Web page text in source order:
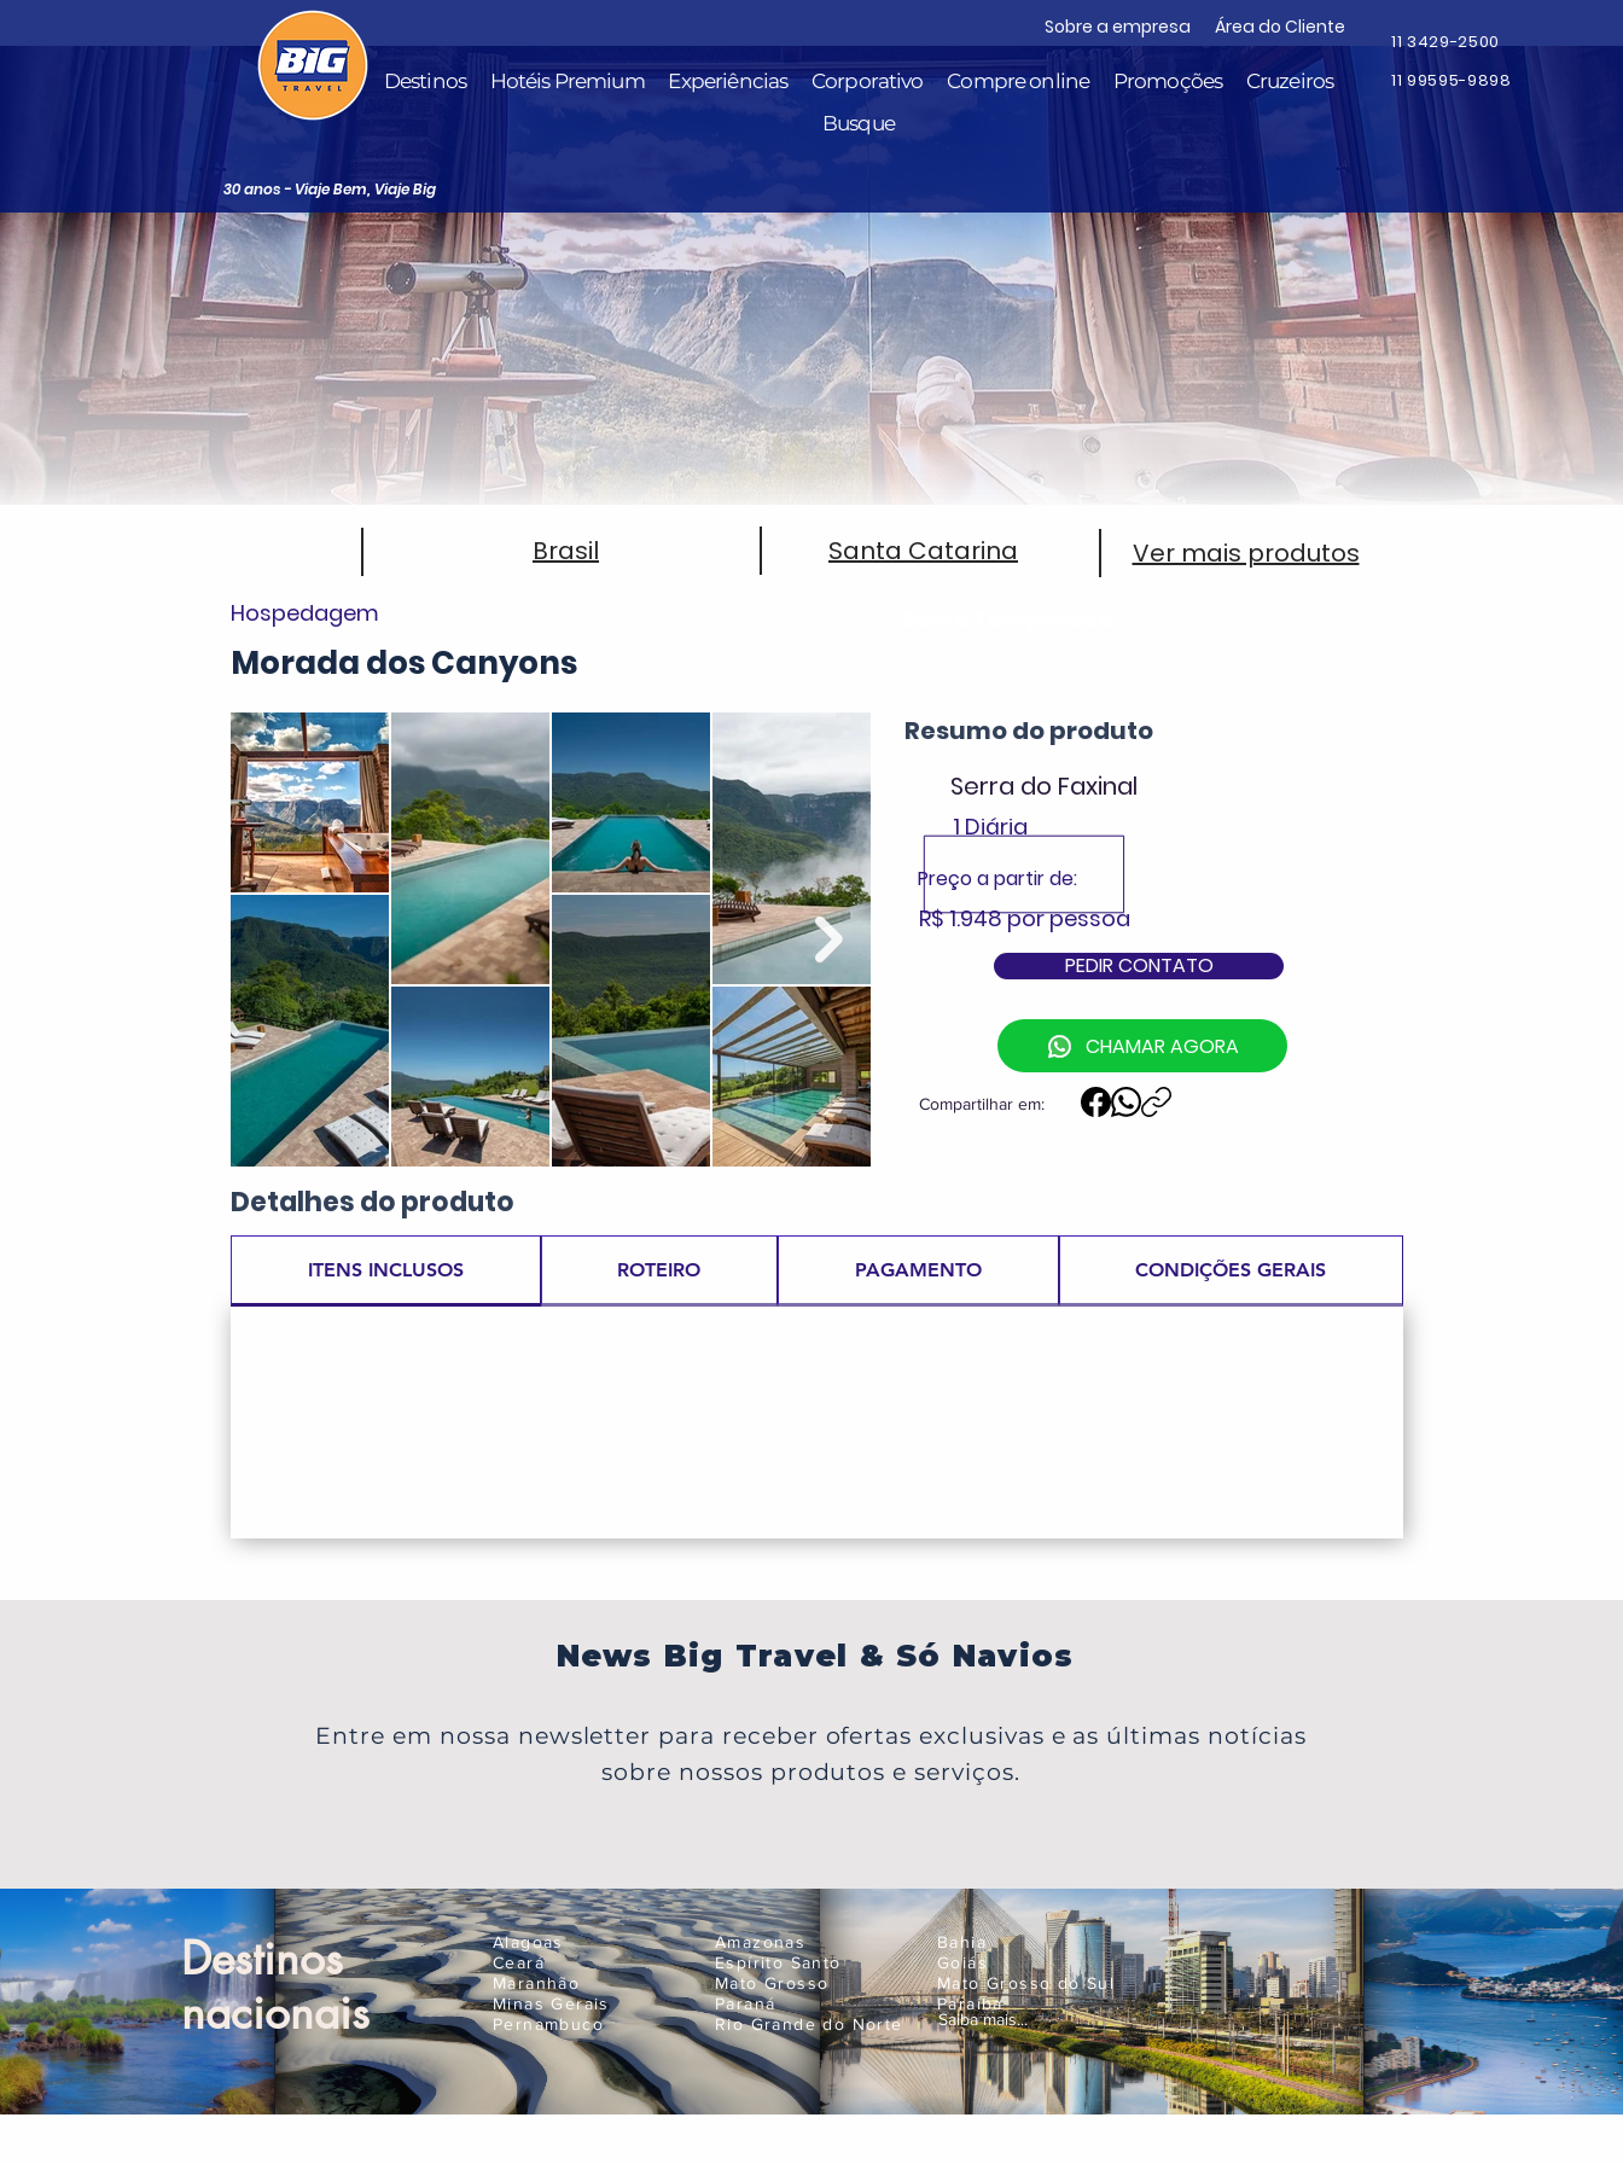
Sobre a empresa Área do Cliente
Destinos Hotéis Premium Experiências Corporativo Compre online Promoções
Cruzeiros
Busque
11 3429-2500
11 99595-9898
30 anos - Viaje Bem, Viaje Big
Brasil Santa Catarina Ver mais produtos
Hospedagem
Morada dos Canyons
Resumo do produto
Serra do Faxinal
1 Diária
Preço a partir de:
R$ 1.948 por pessoa
PEDIR CONTATO
CHAMAR AGORA
Compartilhar em:
Detalhesdo produto
ITENS INCLUSOS ROTEIRO PAGAMENTO CONDIÇÕES GERAIS
News Big Travel & Só Navios
Entre em nossa newsletter para receber ofertas exclusivas e as últimas notícias
sobre nossos produtos e serviços.
Destinos
nacionais
Saiba mais...
Alagoas
Ceará
Maranhão
Minas Gerais
Pernambuco
Amazonas
Espírito Santo
Mato Grosso
Paraná
Rio Grande do Norte
Bahia
Goiás
Mato Grosso do Sul
Paraíba